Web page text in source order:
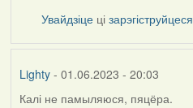
Увайдзіце цізарэгіструйцеся
Lighty- 01.06.2023 - 20:03
Калі не памыляюся, пяцёра.